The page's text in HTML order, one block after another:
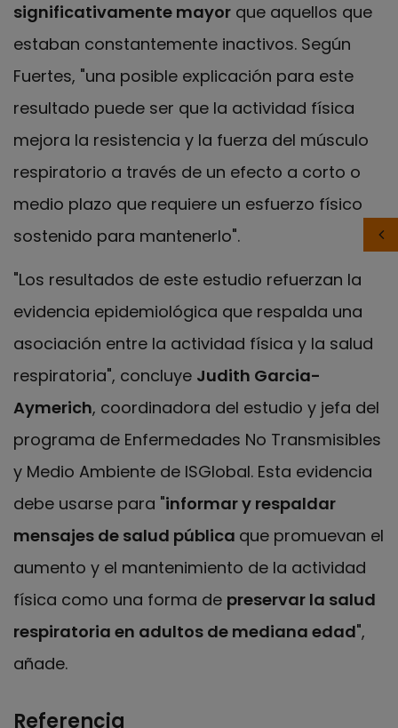
significativamente mayor que aquellos que
estaban constantemente inactivos. Según
Fuertes, "una posible explicación para este
resultado puede ser que la actividad física
mejora la resistencia y la fuerza del músculo
respiratorio a través de un efecto a corto o
medio plazo que requiere un esfuerzo físico
sostenido para mantenerlo".
"Los resultados de este estudio refuerzan la
evidencia epidemiológica que respalda una
asociación entre la actividad física y la salud
respiratoria", concluye Judith Garcia-
Aymerich, coordinadora del estudio y jefa del
programa de Enfermedades No Transmisibles
y Medio Ambiente de ISGlobal. Esta evidencia
debe usarse para "informar y respaldar
mensajes de salud pública que promuevan el
aumento y el mantenimiento de la actividad
física como una forma de preservar la salud
respiratoria en adultos de mediana edad",
añade.
Referencia